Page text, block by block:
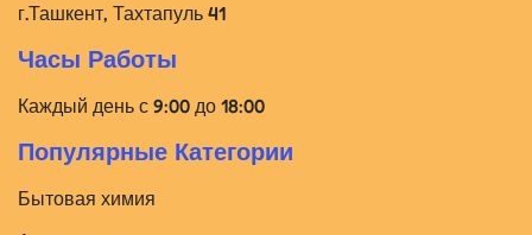
г.Ташкент, Тахтапуль 41
Часы Работы
Каждый день с 9:00 до 18:00
Популярные Категории
Бытовая химия